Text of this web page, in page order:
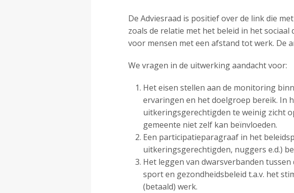
De Adviesraad is positief over de link die
zoals de relatie met het beleid in het
voor mensen met een afstand tot werk. De
We vragen in de uitwerking aandacht voor:
Het eisen stellen aan de monitoring
ervaringen en het doelgroep bereik. In
uitkeringsgerechtigden te weinig zicht
gemeente niet zelf kan beïnvloeden.
Een participatieparagraaf in het
uitkeringsgerechtigden, nuggers e.d.)
Het leggen van dwarsverbanden
sport en gezondheidsbeleid t.a.v. het
(betaald) werk.